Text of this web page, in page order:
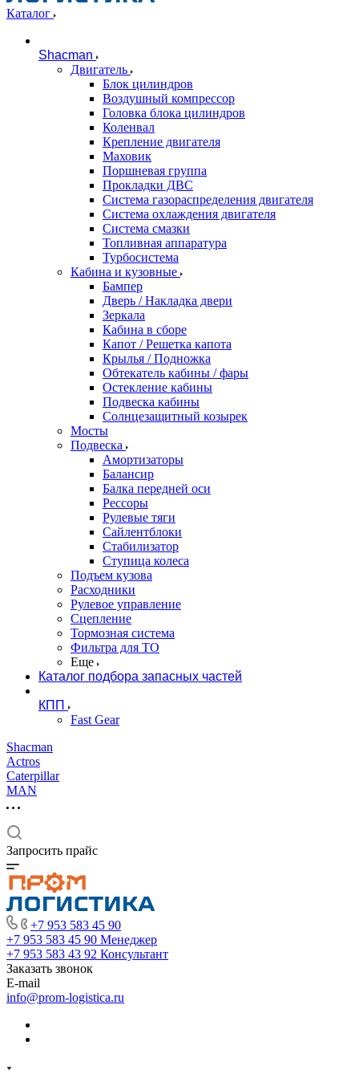
Каталог
Shacman
Двигатель
Блок цилиндров
Воздушный компрессор
Головка блока цилиндров
Коленвал
Крепление двигателя
Маховик
Поршневая группа
Прокладки ДВС
Система газораспределения двигателя
Система охлаждения двигателя
Система смазки
Топливная аппаратура
Турбосистема
Кабина и кузовные
Бампер
Дверь / Накладка двери
Зеркала
Кабина в сборе
Капот / Решетка капота
Крылья / Подножка
Обтекатель кабины / фары
Остекление кабины
Подвеска кабины
Солнцезащитный козырек
Мосты
Подвеска
Амортизаторы
Балансир
Балка передней оси
Рессоры
Рулевые тяги
Сайлентблоки
Стабилизатор
Ступица колеса
Подъем кузова
Расходники
Рулевое управление
Сцепление
Тормозная система
Фильтра для ТО
Еще
Каталог подбора запасных частей
КПП
Fast Gear
Shacman
Actros
Caterpillar
MAN
Запросить прайс
+7 953 583 45 90
+7 953 583 45 90 Менеджер
+7 953 583 43 92 Консультант
Заказать звонок
E-mail
info@prom-logistica.ru